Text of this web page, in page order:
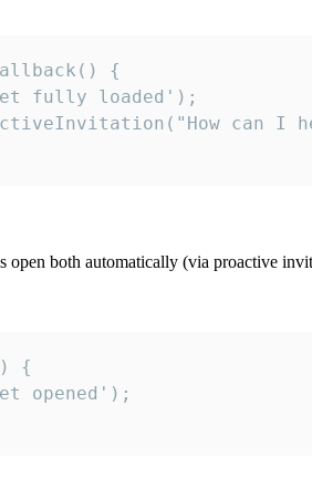
{
fully loaded');
can I
open both automatically (via proactive
{
opened');